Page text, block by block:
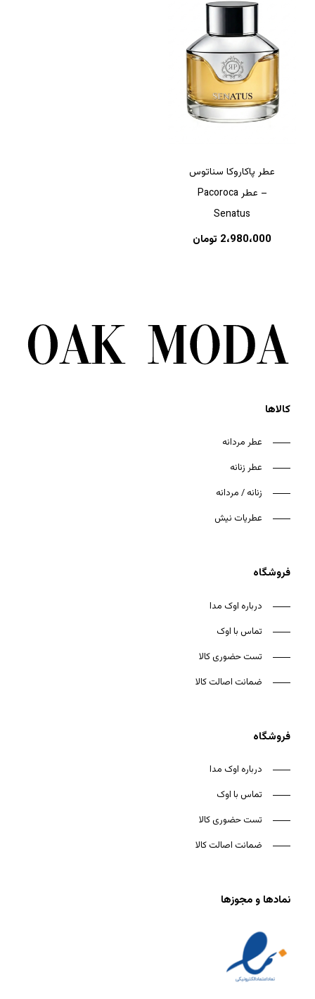
بازگشت به فروشگاه
عطر پاکاروکا سناتوس
– عطر Pacoroca
Senatus
2،980،000 تومان
کالاها
عطر مردانه
عطر زنانه
زنانه / مردانه
عطریات نیش
فروشگاه
درباره اوک مدا
تماس با اوک
تست حضوری کالا
ضمانت اصالت کالا
فروشگاه
درباره اوک مدا
تماس با اوک
تست حضوری کالا
ضمانت اصالت کالا
نمادها و مجوزها